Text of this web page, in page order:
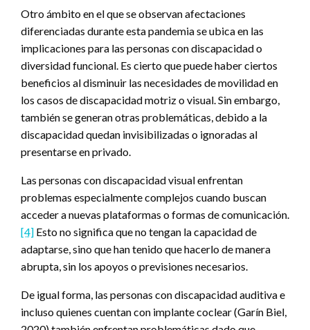
Otro ámbito en el que se observan afectaciones
diferenciadas durante esta pandemia se ubica en las
implicaciones para las personas con discapacidad o
diversidad funcional. Es cierto que puede haber ciertos
beneficios al disminuir las necesidades de movilidad en
los casos de discapacidad motriz o visual. Sin embargo,
también se generan otras problemáticas, debido a la
discapacidad quedan invisibilizadas o ignoradas al
presentarse en privado.
Las personas con discapacidad visual enfrentan
problemas especialmente complejos cuando buscan
acceder a nuevas plataformas o formas de comunicación.
[4] Esto no significa que no tengan la capacidad de
adaptarse, sino que han tenido que hacerlo de manera
abrupta, sin los apoyos o previsiones necesarios.
De igual forma, las personas con discapacidad auditiva e
incluso quienes cuentan con implante coclear (Garín Biel,